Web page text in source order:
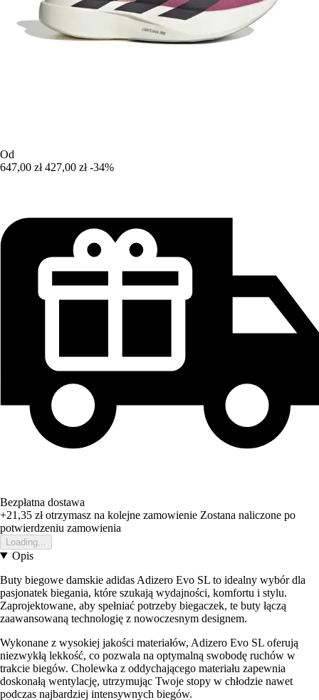
Od
647,00 zł 427,00 zł -34%
Bezpłatna dostawa
+21,35 złotrzymasz na kolejne zamowienie Zostana naliczone po
potwierdzeniu zamowienia
Loading...
Opis
Buty biegowe damskie adidas Adizero Evo SL to idealny wybór dla
pasjonatek biegania, które szukają wydajności, komfortu i stylu.
Zaprojektowane, aby spełniać potrzeby biegaczek, te buty łączą
zaawansowaną technologię z nowoczesnym designem.
Wykonane z wysokiej jakości materiałów, Adizero Evo SL oferują
niezwykłą lekkość, co pozwala na optymalną swobodę ruchów w
trakcie biegów. Cholewka z oddychającego materiału zapewnia
doskonałą wentylację, utrzymując Twoje stopy w chłodzie nawet
podczas najbardziej intensywnych biegów.